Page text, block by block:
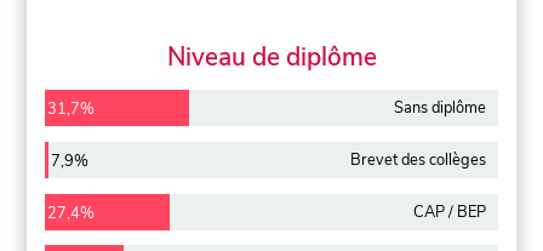
Niveau de diplôme
31,7% Sans diplôme
7,9% Brevet des collèges
27,4% CAP / BEP